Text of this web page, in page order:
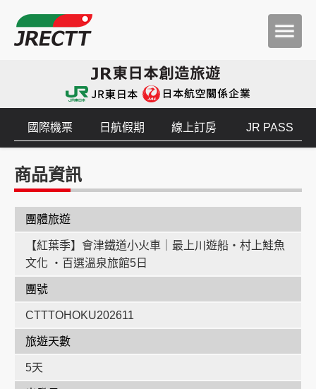
創造旅遊
國際機票 日航假期 線上訂房 JR PASS
商品資訊
團體旅遊
【紅葉季】會津鐵道小火車｜最上川遊船・村上鮭魚
文化 ・百選溫泉旅館5日
團號
CTTTOHOKU202611
旅遊天數
5天